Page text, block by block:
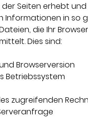
der Seiten erhebt
Informationen in so
die Ihr
Dies sind:
Browserversion
Betriebssystem
zugreifenden